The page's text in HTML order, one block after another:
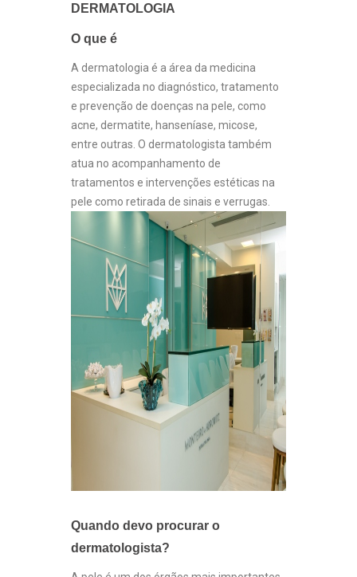
DERMATOLOGIA
O que é
A dermatologia é a área da medicina
especializada no diagnóstico, tratamento
e prevenção de doenças na pele, como
acne, dermatite, hanseníase, micose,
entre outras. O dermatologista também
atua no acompanhamento de
tratamentos e intervenções estéticas na
pele como retirada de sinais e verrugas.
Quando devo procurar o
dermatologista?